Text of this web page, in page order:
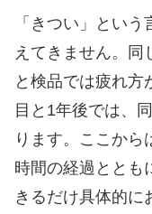
「きつい」とい
えてきません。同
と検品では疲れ方
目と1年後では、
ります。ここから
時間の経過ととも
きるだけ具体的に